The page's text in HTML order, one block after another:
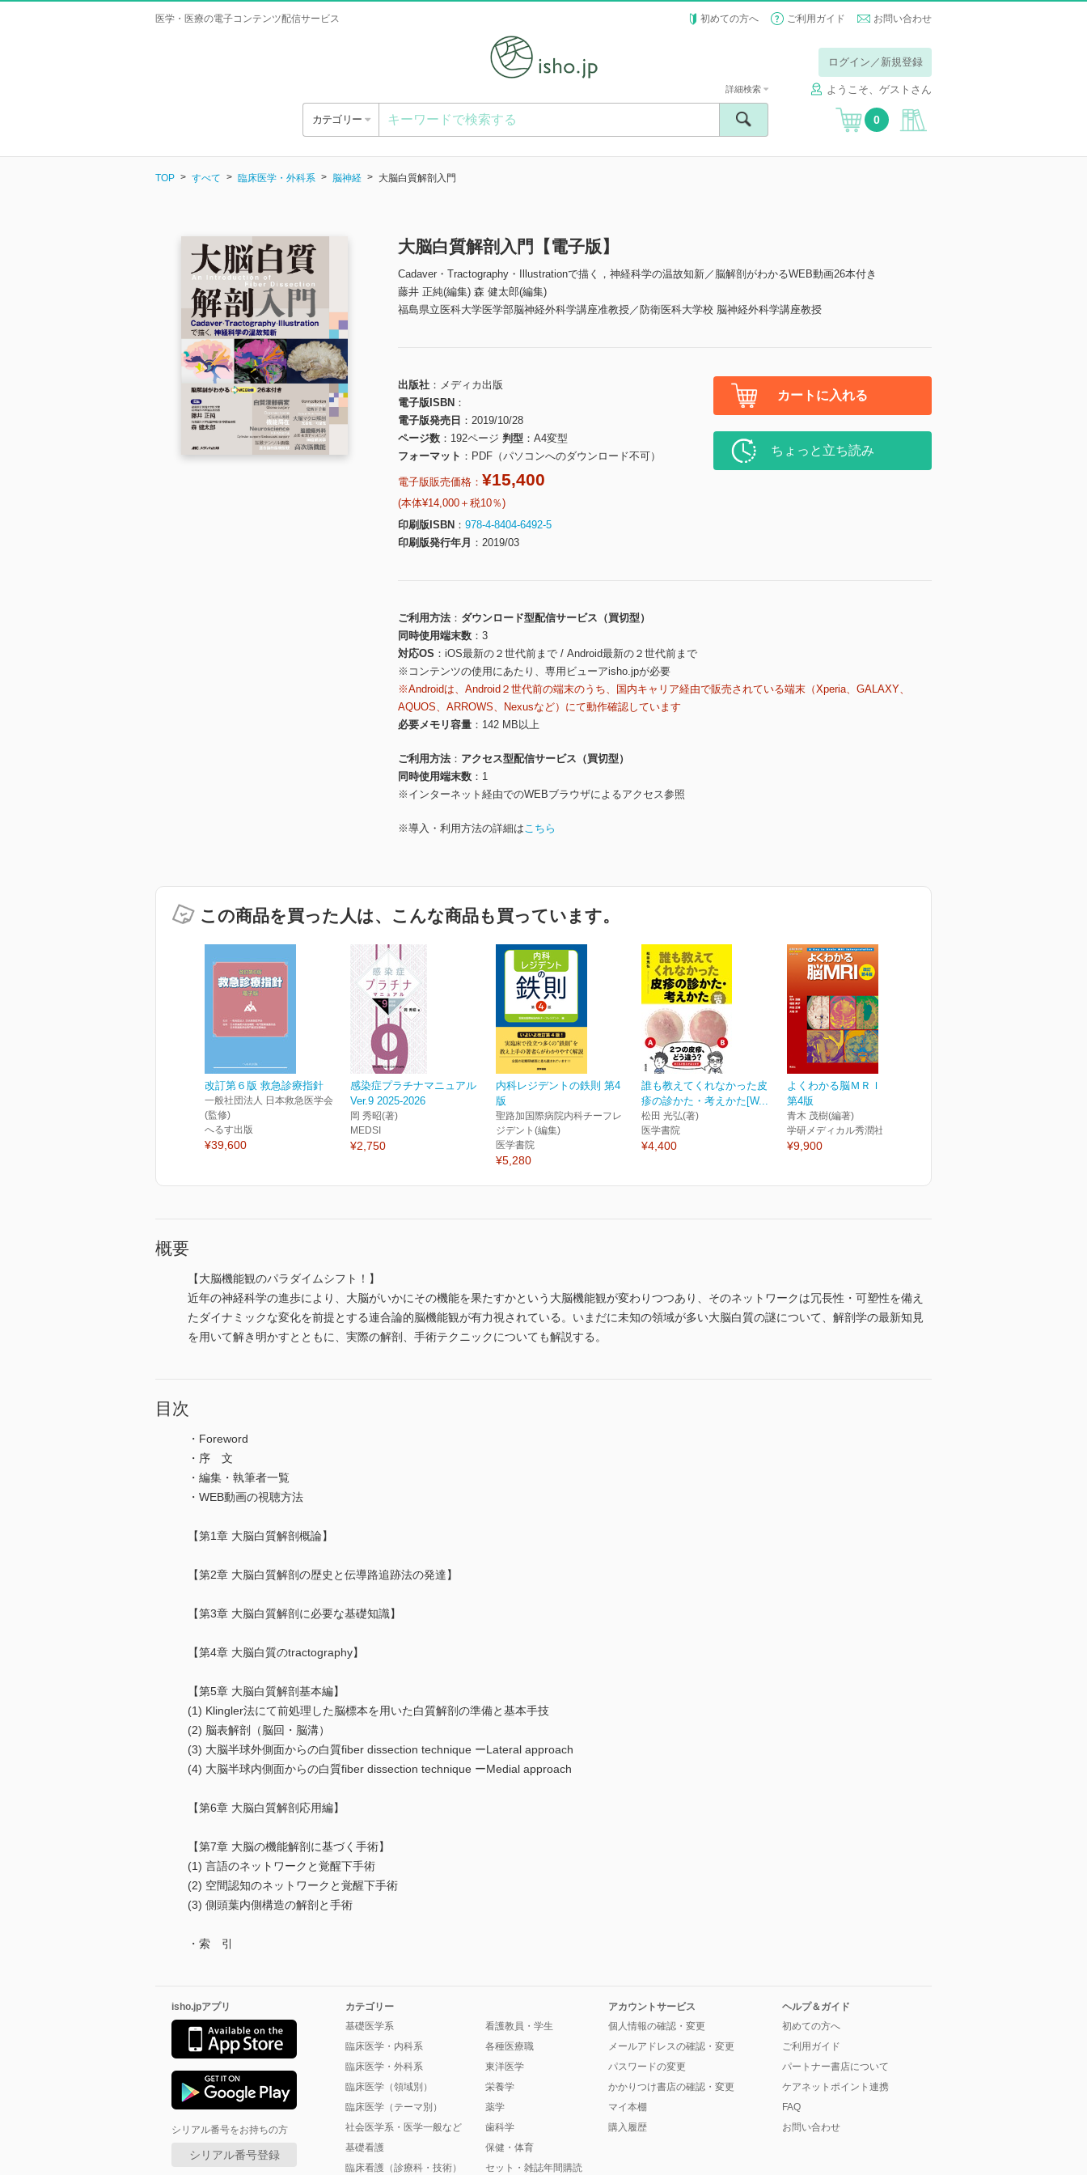
医学・医療の電子コンテンツ配信サービス 初めての方へ ご利用ガイド お問い合わせ
ログイン／新規登録
ようこそ、ゲストさん
カテゴリー
詳細検索
0
TOP すべて 臨床医学・外科系 脳神経 大脳白質解剖入門
大脳白質解剖入門【電子版】
Cadaver・Tractography・Illustrationで描く，神経科学の温故知新／脳解剖がわかるWEB動画26本付き
藤井 正純(編集) 森 健太郎(編集)
福島県立医科大学医学部脳神経外科学講座准教授／防衛医科大学校 脳神経外科学講座教授
出版社
メディカ出版
電子版ISBN
電子版発売日
2019/10/28
ページ数
192ページ 判型
A4変型
フォーマット
PDF（パソコンへのダウンロード不可）
電子版販売価格： ¥15,400
(本体¥14,000＋税10％)
印刷版ISBN
978-4-8404-6492-5
印刷版発行年月
2019/03
カートに入れる
ちょっと立ち読み
ご利用方法
ダウンロード型配信サービス（買切型）
同時使用端末数
3
対応OS
iOS最新の２世代前まで / Android最新の２世代前まで
※コンテンツの使用にあたり、専用ビューアisho.jpが必要
※Androidは、Android２世代前の端末のうち、国内キャリア経由で販売されている端末（Xperia、GALAXY、
AQUOS、ARROWS、Nexusなど）にて動作確認しています
必要メモリ容量
142 MB以上
ご利用方法
アクセス型配信サービス（買切型）
同時使用端末数
1
※インターネット経由でのWEBブラウザによるアクセス参照
※導入・利用方法の詳細はこちら
この商品を買った人は、こんな商品も買っています。
改訂第６版 救急診療指針
一般社団法人 日本救急医学会
(監修)
へるす出版
¥39,600
感染症プラチナマニュアル
Ver.9 2025-2026
岡 秀昭(著)
MEDSI
¥2,750
内科レジデントの鉄則 第4
版
聖路加国際病院内科チーフレ
ジデント(編集)
医学書院
¥5,280
誰も教えてくれなかった皮
疹の診かた・考えかた[W...
松田 光弘(著)
医学書院
¥4,400
よくわかる脳ＭＲＩ 改訂
第4版
青木 茂樹(編著)
学研メディカル秀潤社
¥9,900
概要
【大脳機能観のパラダイムシフト！】
近年の神経科学の進歩により、大脳がいかにその機能を果たすかという大脳機能観が変わりつつあり、そのネットワークは冗長性・可塑性を備え
たダイナミックな変化を前提とする連合論的脳機能観が有力視されている。いまだに未知の領域が多い大脳白質の謎について、解剖学の最新知見
を用いて解き明かすとともに、実際の解剖、手術テクニックについても解説する。
目次
・Foreword
・序 文
・編集・執筆者一覧
・WEB動画の視聴方法
【第1章 大脳白質解剖概論】
【第2章 大脳白質解剖の歴史と伝導路追跡法の発達】
【第3章 大脳白質解剖に必要な基礎知識】
【第4章 大脳白質のtractography】
【第5章 大脳白質解剖基本編】
(1) Klingler法にて前処理した脳標本を用いた白質解剖の準備と基本手技
(2) 脳表解剖（脳回・脳溝）
(3) 大脳半球外側面からの白質fiber dissection technique ーLateral approach
(4) 大脳半球内側面からの白質fiber dissection technique ーMedial approach
【第6章 大脳白質解剖応用編】
【第7章 大脳の機能解剖に基づく手術】
(1) 言語のネットワークと覚醒下手術
(2) 空間認知のネットワークと覚醒下手術
(3) 側頭葉内側構造の解剖と手術
・索 引
isho.jpアプリ
シリアル番号をお持ちの方
シリアル番号登録
カテゴリー
基礎医学系
臨床医学・内科系
臨床医学・外科系
臨床医学（領域別）
臨床医学（テーマ別）
社会医学系・医学一般など
基礎看護
臨床看護（診療科・技術）
看護教員・学生
各種医療職
東洋医学
栄養学
薬学
歯科学
保健・体育
セット・雑誌年間購読
アカウントサービス
個人情報の確認・変更
メールアドレスの確認・変更
パスワードの変更
かかりつけ書店の確認・変更
マイ本棚
購入履歴
ヘルプ＆ガイド
初めての方へ
ご利用ガイド
パートナー書店について
ケアネットポイント連携
FAQ
お問い合わせ